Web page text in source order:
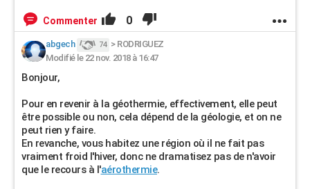
Commenter 0
abgech 74 > RODRIGUEZ
Modifié le 22 nov. 2018 à 16:47
Bonjour,
Pour en revenir à la géothermie, effectivement, elle peut
être possible ou non, cela dépend de la géologie, et on ne
peut rien y faire.
En revanche, vous habitez une région où il ne fait pas
vraiment froid l'hiver, donc ne dramatisez pas de n'avoir
que le recours à l'aérothermie.